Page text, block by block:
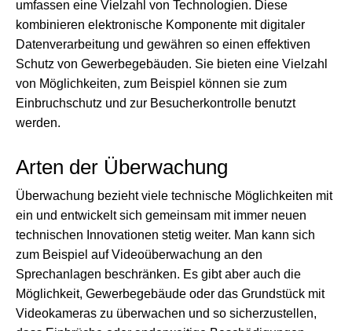
umfassen eine Vielzahl von Technologien. Diese
kombinieren elektronische Komponente mit digitaler
Datenverarbeitung und gewähren so einen effektiven
Schutz von Gewerbegebäuden. Sie bieten eine Vielzahl
von Möglichkeiten, zum Beispiel können sie zum
Einbruchschutz und zur Besucherkontrolle benutzt
werden.
Arten der Überwachung
Überwachung bezieht viele technische Möglichkeiten mit
ein und entwickelt sich gemeinsam mit immer neuen
technischen Innovationen stetig weiter. Man kann sich
zum Beispiel auf Videoüberwachung an den
Sprechanlagen beschränken. Es gibt aber auch die
Möglichkeit, Gewerbegebäude oder das Grundstück mit
Videokameras zu überwachen und so sicherzustellen,